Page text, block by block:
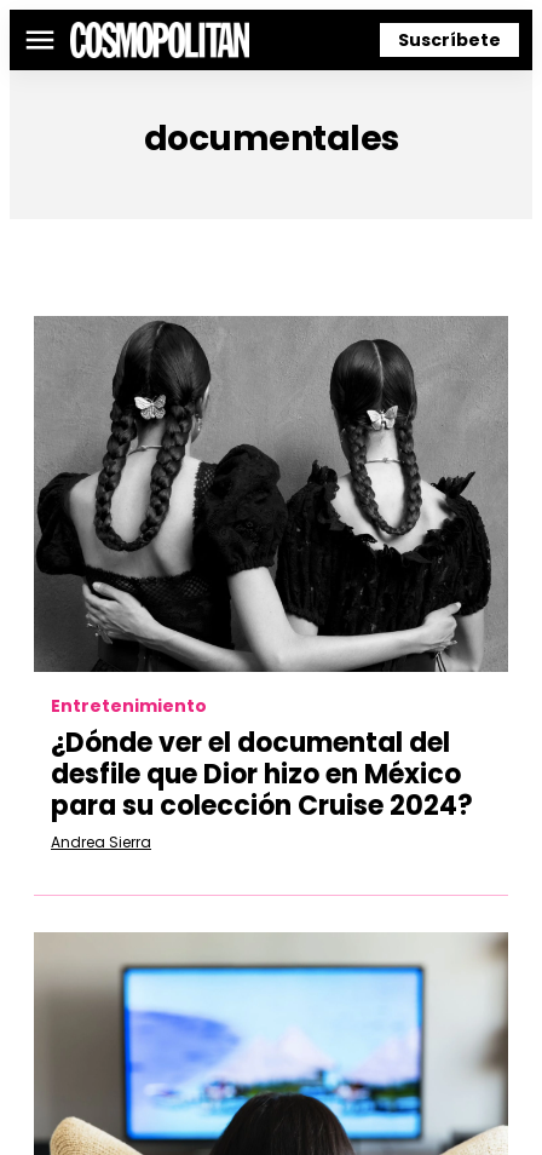
Menú Suscríbete
documentales
Entretenimiento
¿Dónde ver el documental del
desfile que Dior hizo en México
para su colección Cruise 2024?
Andrea Sierra